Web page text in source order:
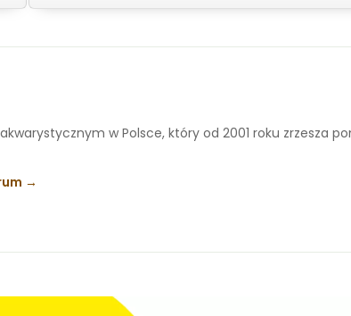
w Polsce, który od 2001 roku zrzesza